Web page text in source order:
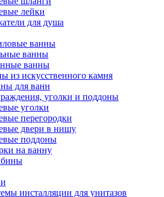
лейки
для душа
ванны
ванны
ванны
из искусственного камня
для ванн
уголки и поддоны
уголки
перегородки
двери в нишу
поддоны
на ванну
инсталляции для унитазов